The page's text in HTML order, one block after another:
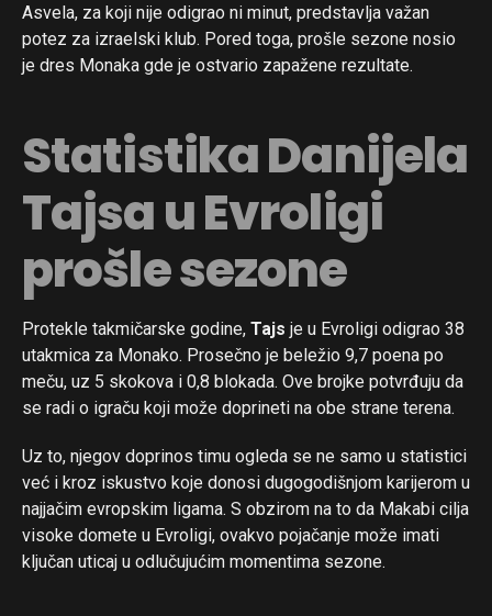
Asvela, za koji nije odigrao ni minut, predstavlja važan
potez za izraelski klub. Pored toga, prošle sezone nosio
je dres Monaka gde je ostvario zapažene rezultate.
Statistika Danijela
Tajsa u Evroligi
prošle sezone
Protekle takmičarske godine, Tajs je u Evroligi odigrao 38
utakmica za Monako. Prosečno je beležio 9,7 poena po
meču, uz 5 skokova i 0,8 blokada. Ove brojke potvrđuju da
se radi o igraču koji može doprineti na obe strane terena.
Uz to, njegov doprinos timu ogleda se ne samo u statistici
već i kroz iskustvo koje donosi dugogodišnjom karijerom u
najjačim evropskim ligama. S obzirom na to da Makabi cilja
visoke domete u Evroligi, ovakvo pojačanje može imati
ključan uticaj u odlučujućim momentima sezone.